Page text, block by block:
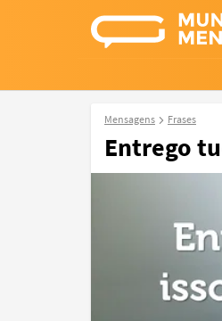
Mensagens Frases
Entrego